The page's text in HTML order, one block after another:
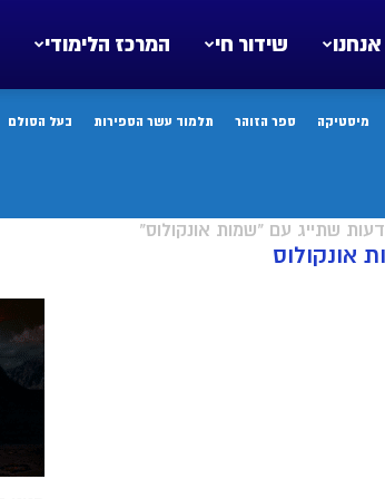
המרכז הלימודי שידור חי
מיסטיקה ספר הזוהר תלמוד עשר הספירות בעל הסולם
שתייג עם "שמות אונקולוס"
אונקולוס